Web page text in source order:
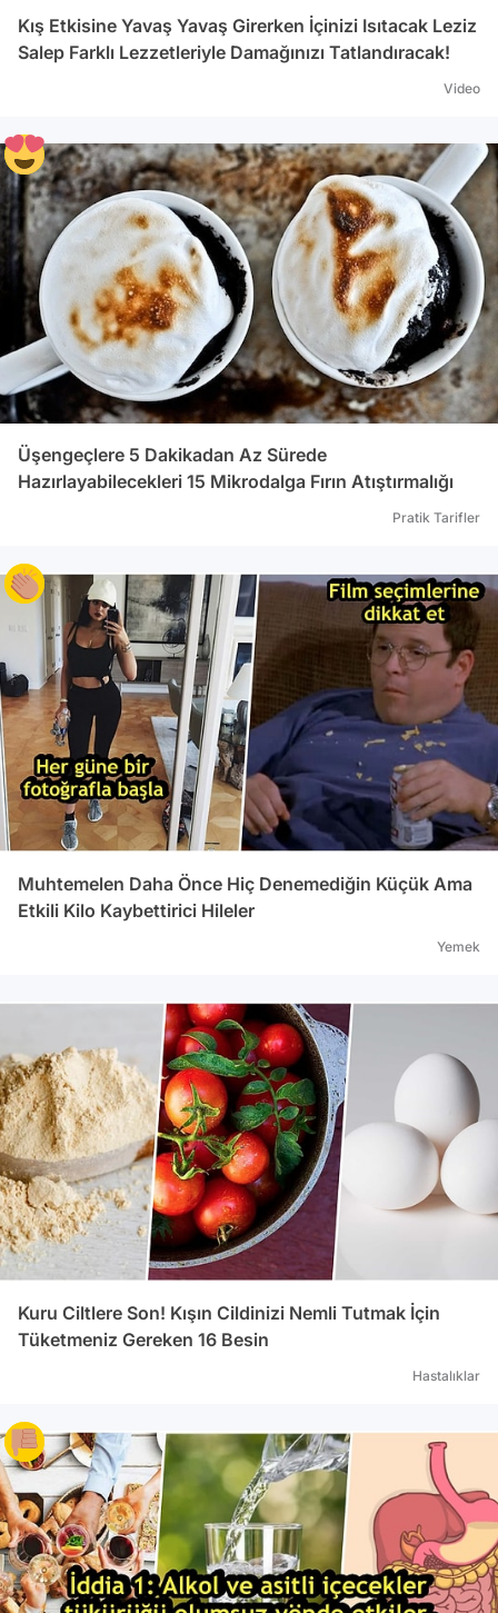
Kış Etkisine Yavaş Yavaş Girerken İçinizi Isıtacak Leziz
Salep Farklı Lezzetleriyle Damağınızı Tatlandıracak!
Video
Üşengeçlere 5 Dakikadan Az Sürede
Hazırlayabilecekleri 15 Mikrodalga Fırın Atıştırmalığı
Pratik Tarifler
Muhtemelen Daha Önce Hiç Denemediğin Küçük Ama
Etkili Kilo Kaybettirici Hileler
Yemek
Kuru Ciltlere Son! Kışın Cildinizi Nemli Tutmak İçin
Tüketmeniz Gereken 16 Besin
Hastalıklar